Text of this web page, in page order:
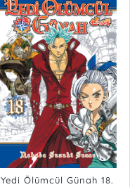
Yedi Ölümcül Günah 18.